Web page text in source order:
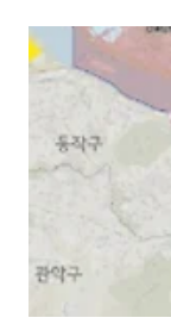
‘갭투자’는 사실상 불
요건까지 강화되면서,
는 단기적으로 해당 지
(물론 장기적으로는 토
줄면, 매도자는 더 급해